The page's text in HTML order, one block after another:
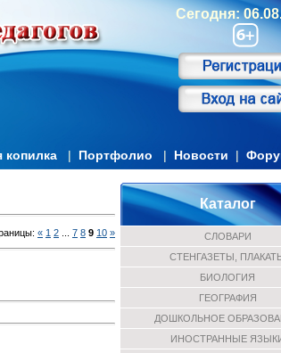
Сегодня:
копилка | Портфолио | Новости |
: « 1 2 7 8 9 10 »
Каталог
СЛОВАРИ
СТЕНГАЗЕТЫ,
БИОЛОГИЯ
ГЕОГРАФИЯ
ДОШКОЛЬНОЕ
ИНОСТРАННЫЕ